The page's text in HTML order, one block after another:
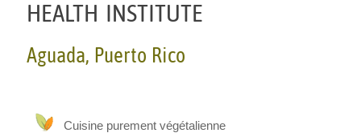
HEALTH INSTITUTE
Aguada, Puerto Rico
Cuisine purement végétalienne